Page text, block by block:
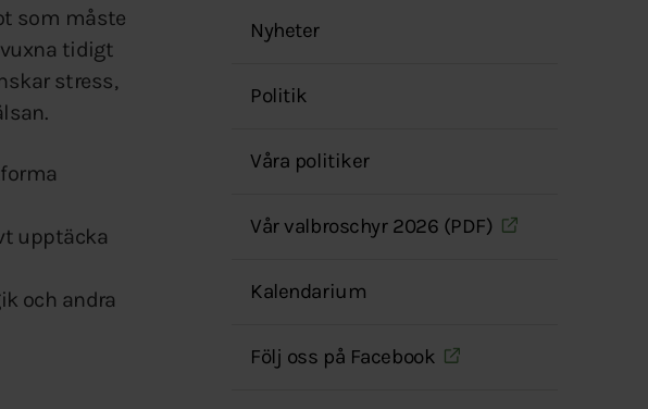
som måste
tidigt
stress,
upptäcka
och andra
över
menyn
Nyheter
Politik
Våra politiker
Vår valbroschyr 2026 (PDF)
Kalendarium
Följ oss på Facebook